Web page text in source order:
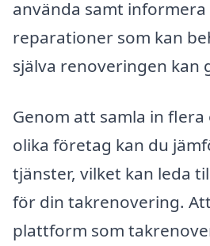
använda samt informera
reparationer som kan
själva renoveringen kan
Genom att samla in
olika företag kan du
tjänster, vilket kan leda
för din takrenovering.
plattform som